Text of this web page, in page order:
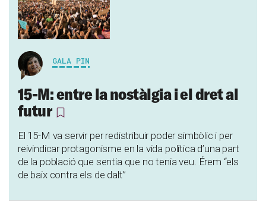
GALA PIN
15-M: entre la nostàlgia i el dret al
futur
El 15-M va servir per redistribuir poder simbòlic i per
reivindicar protagonisme en la vida política d’una part
de la població que sentia que no tenia veu. Érem “els
de baix contra els de dalt”